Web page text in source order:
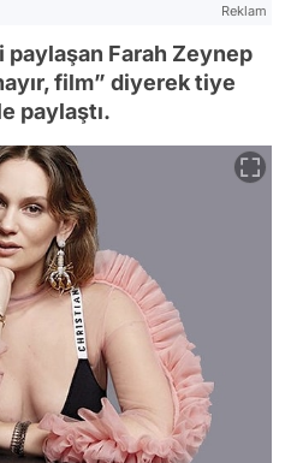
Reklam
paylaşan Farah Zeynep
film” diyerek tiye
paylaştı.